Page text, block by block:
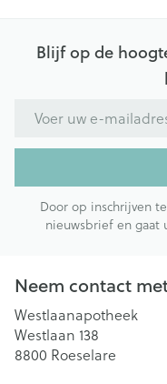
Blijf op de
Door op inschrijven
nieuwsbrief en gaat
Neem contact
Westlaanapotheek
Westlaan 138
8800 Roeselare